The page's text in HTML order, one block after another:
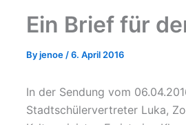
Ein Brief für
Byjenoe /6. April 2016
In der Sendung vom
Stadtschülervertreter Luka,